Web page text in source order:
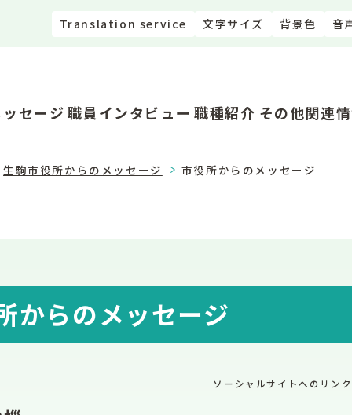
Translation service 文字サイズ 背景色 音
セージ 職員インタビュー 職種紹介 その他関連
生駒市役所からのメッセージ 市役所からのメッセージ
からのメッセージ
ソーシャルサイトへのリン